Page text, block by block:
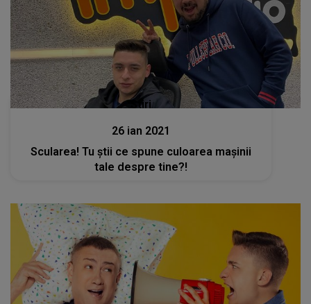
Stiri
26 ian 2021
Scularea! Tu știi ce spune culoarea mașinii
tale despre tine?!